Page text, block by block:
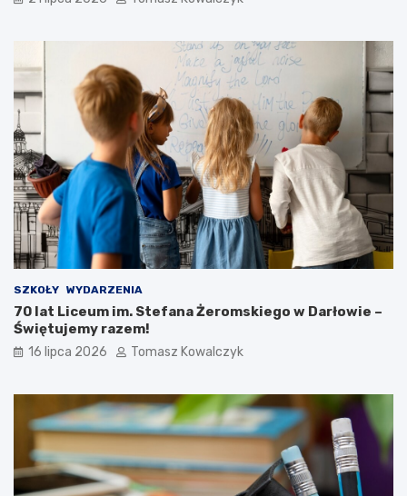
SZKOŁY WYDARZENIA
70 lat Liceum im. Stefana Żeromskiego w Darłowie –
Świętujemy razem!
16 lipca 2026 Tomasz Kowalczyk